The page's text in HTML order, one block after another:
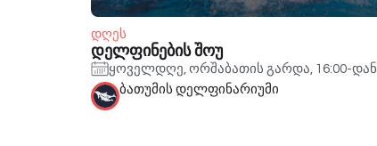
დღეს
დელფინების შოუ
ყოველდღე, ორშაბათის გარდა, 16:00-დან
ბათუმის დელფინარიუმი